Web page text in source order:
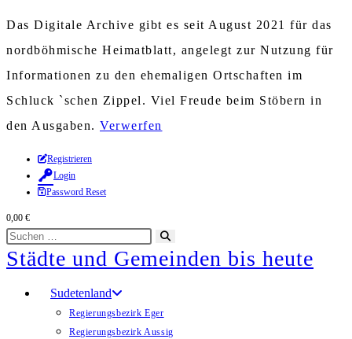
Das Digitale Archive gibt es seit August 2021 für das
nordböhmische Heimatblatt, angelegt zur Nutzung für
Informationen zu den ehemaligen Ortschaften im
Schluck `schen Zippel. Viel Freude beim Stöbern in
den Ausgaben. Verwerfen
Zum
Inhalt
springen
Registrieren
Login
Password Reset
0,00 €
Diese
Website
durchsuchen
starten
Städte und Gemeinden bis heute
Sudetenland
Regierungsbezirk Eger
Regierungsbezirk Aussig